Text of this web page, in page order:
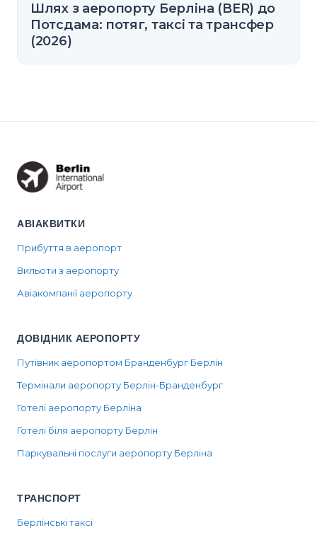
Шлях з аеропорту Берліна (BER) до
Потсдама: потяг, таксі та трансфер
(2026)
АВІАКВИТКИ
Прибуття в аеропорт
Вильоти з аеропорту
Авіакомпанії аеропорту
ДОВІДНИК АЕРОПОРТУ
Путівник аеропортом Бранденбург Берлін
Термінали аеропорту Берлін-Бранденбург
Готелі аеропорту Берліна
Готелі біля аеропорту Берлін
Паркувальні послуги аеропорту Берліна
ТРАНСПОРТ
Берлінські таксі